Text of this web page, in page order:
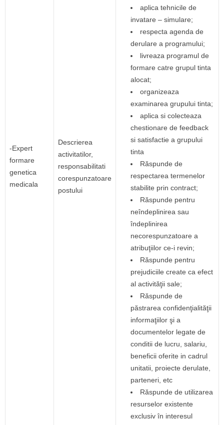
-Expert
formare
genetica
medicala
Descrierea
activitatilor,
responsabilitati
corespunzatoare
postului
aplica tehnicile de
invatare – simulare;
respecta agenda de
derulare a programului;
livreaza programul de
formare catre grupul tinta
alocat;
organizeaza
examinarea grupului tinta;
aplica si colecteaza
chestionare de feedback
si satisfactie a grupului
tinta
Răspunde de
respectarea termenelor
stabilite prin contract;
Răspunde pentru
neîndeplinirea sau
îndeplinirea
necorespunzatoare a
atribuţiilor ce-i revin;
Răspunde pentru
prejudiciile create ca efect
al activităţii sale;
Răspunde de
păstrarea confidenţialităţii
informaţiilor şi a
documentelor legate de
conditii de lucru, salariu,
beneficii oferite in cadrul
unitatii, proiecte derulate,
parteneri, etc
Răspunde de utilizarea
resurselor existente
exclusiv în interesul